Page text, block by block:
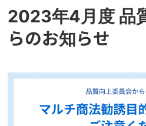
2023年4月度 品
らのお知らせ